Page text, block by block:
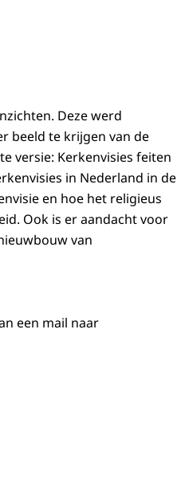
Deze werd
beeld te krijgen van de
versie: Kerkenvisies feiten
in Nederland in de
en hoe het religieus
Ook is er aandacht voor
van
een mail naar